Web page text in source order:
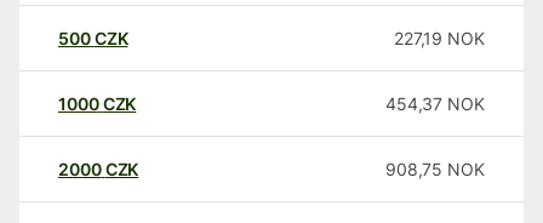
500CZK 227,19 NOK
1000CZK 454,37 NOK
2000CZK 908,75 NOK